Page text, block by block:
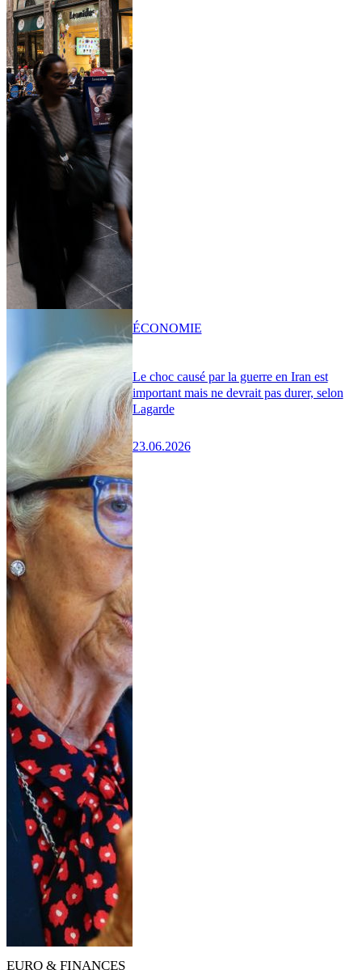
Le choc causé par la guerre en Iran est
important mais ne devrait pas durer, selon
Lagarde
23.06.2026
ÉCONOMIE
EURO & FINANCES